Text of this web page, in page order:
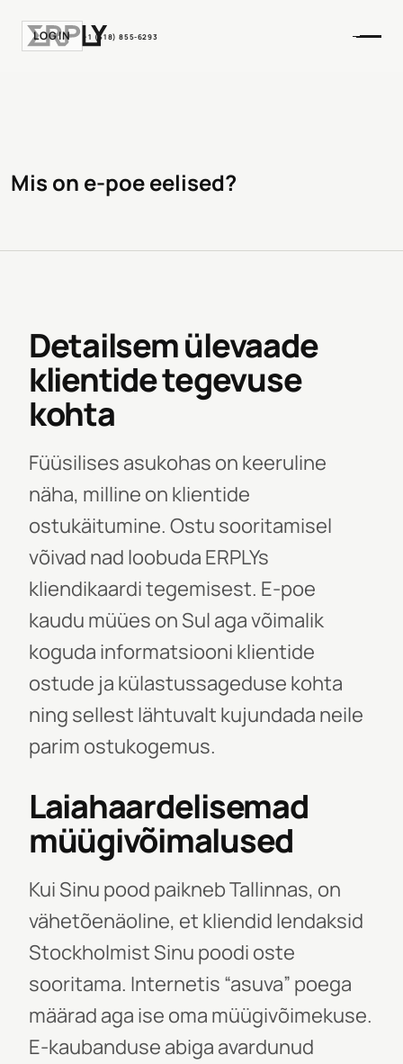
LOGIN +1 (518) 855-6293
Mis on e-poe eelised?
Detailsem ülevaade
klientide tegevuse
kohta
Füüsilises asukohas on keeruline
näha, milline on klientide
ostukäitumine. Ostu sooritamisel
võivad nad loobuda ERPLYs
kliendikaardi tegemisest. E-poe
kaudu müües on Sul aga võimalik
koguda informatsiooni klientide
ostude ja külastussageduse kohta
ning sellest lähtuvalt kujundada neile
parim ostukogemus.
Laiahaardelisemad
müügivõimalused
Kui Sinu pood paikneb Tallinnas, on
vähetõenäoline, et kliendid lendaksid
Stockholmist Sinu poodi oste
sooritama. Internetis “asuva” poega
määrad aga ise oma müügivõimekuse.
E-kaubanduse abiga avardunud